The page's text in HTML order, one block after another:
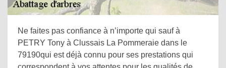
Ne faites pas confiance à n’importe qui sauf à
PETRY Tony à Clussais La Pommeraie dans le
79190qui est déjà connu pour ses prestations qui